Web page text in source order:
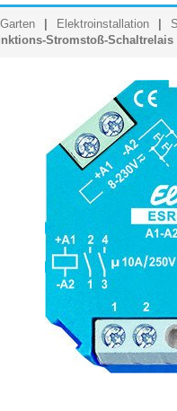
Elektroinstallation
Stromstoß-